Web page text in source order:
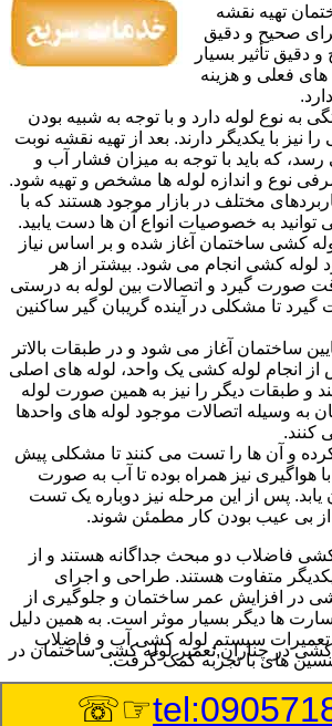
تهیه نقشه
صحیح و دقیق
تأثیر بسیار
فعلی و هزینه
به نوع لوله دارد و با توجه به شبیه بودن
نیز با یکدیگر دارند. بعد از تهیه نقشه نوبت
رسد، که باید با توجه به میزان فشار آب و
نوع و اندازه لوله ها مشخص و تهیه شود.
مختلف در بازار موجود هستند که با
به خصوصیات انواع آن ها دست یابید.
کشی ساختمان آغاز شده و بر اساس نیاز
لوله کشی انجام می شود. بیشتر از هر
صورت گیرد و اتصالات بین لوله به درستی
تا مشکلی در آینده گریبان گیر ساکنین
ساختمان آغاز می شود و در طبقات بالاتر
از انجام لوله کشی یک واحد، لوله های اصلی
و طبقات دیگر را نیز به همین صورت لوله
به وسیله اتصالات موجود لوله های واحدها
کنند.
کرده و آن ها را تست می کنند تا مشکلی پیش
با هواگیری نیز همراه بوده تا آب به صورت
یابد. پس از این مرحله نیز دوباره یک تست
از بی عیب بودن کار مطمئن شوند.
فاضلاب دو مبحث جداگانه هستند و از
یکدیگر متفاوت هستند. طراحی و اجرای
در افزایش عمر ساختمان و جلوگیری از
ها دیگر بسیار موثر است. به همین دلیل
تعمیرات سیستم لوله کشی آب و فاضلاب
های با تجربه کمک گرفت.
:Published
کشی در چناران,تعمیر لوله کشی ساختمان در
☞☏